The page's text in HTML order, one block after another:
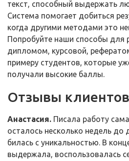
текст, способный выдержать
Система помогает добиться
когда другими методами это
Попробуйте наши способы для
дипломом, курсовой,
примеру студентов, которые
получали высокие баллы.
Отзывы клиентов
Анастасия. Писала работу
осталось несколько недель до
билась с уникальностью. В
выдержала, воспользовалась